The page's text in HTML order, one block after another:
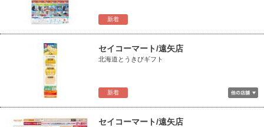
新着
新着
セイコーマート/遠矢店
北海道とうきびギフト
セイコーマート/遠矢店